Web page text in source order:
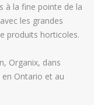
à la fine pointe de la
les grandes
produits horticoles.
Organix, dans
Ontario et au